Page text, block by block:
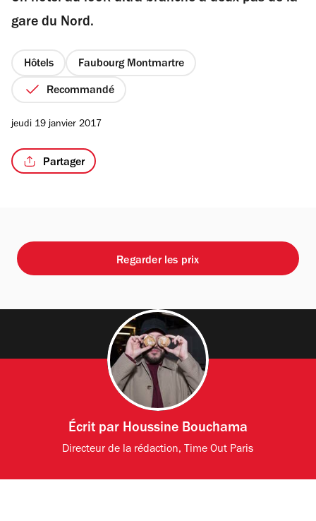
étoiles
gare du Nord.
Hôtels Faubourg Montmartre
Recommandé
jeudi 19 janvier 2017
Partager
Regarder les prix
Écrit par Houssine Bouchama
Directeur de la rédaction, Time Out Paris